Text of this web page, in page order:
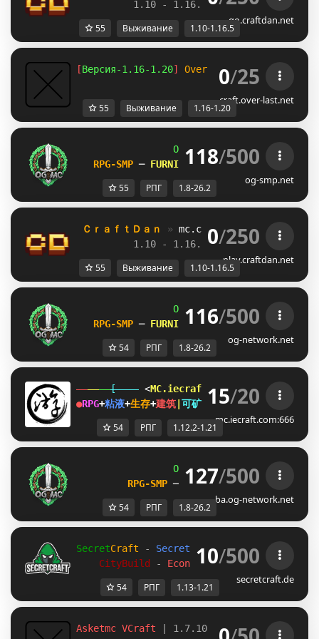
1.10 - 1.16.5 //
go.craftdan.net
55 Выживание 1.10-1.16.5
[Версия-1.16-1.20] Over-Last.net -
0/25
craft.over-last.net
55 Выживание 1.16-1.20
OG -Network | 1.8 - 26.2
RPG-SMP ─ FURNITURE SHOP
118/500
og-smp.net
55 РПГ 1.8-26.2
ＣｒａｆｔＤａｎ » mc.craftdan.net //
1.10 - 1.16.5 //
0/250
play.craftdan.net
55 Выживание 1.10-1.16.5
OG -Network | 1.8 - 26.2
RPG-SMP ─ FURNITURE SHOP
116/500
og-network.net
54 РПГ 1.8-26.2
[ <MC.iecraft.com ♦ 御灵游 >
●RPG+粘液+生存+建筑 可矿透 | ●永不停服 1.12.2-
15/20
mc.iecraft.com:666
54 РПГ 1.12.2-1.21
OG -Network | 1.8 - 26.2
RPG-SMP ─ CIV FACTIONS ─ SMP
127/500
ba.og-network.net
54 РПГ 1.8-26.2
SecretCraft - SecretCraft Netzwerk - [
CityBuild
- Economy - Berufesystem
10/500
secretcraft.de
54 РПГ 1.13-1.21
Asketmc VCraft | 1.7.10 - 1.21.11 Survival